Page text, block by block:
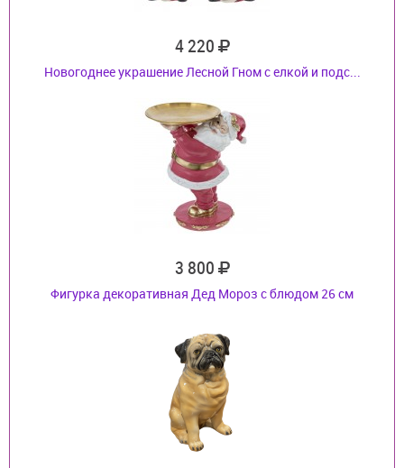
4 220
Новогоднее украшение Лесной Гном с елкой и подс...
3 800
Фигурка декоративная Дед Мороз с блюдом 26 см